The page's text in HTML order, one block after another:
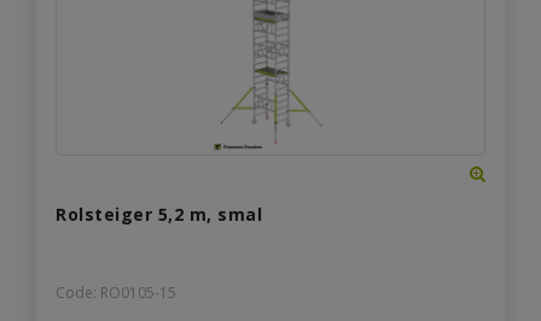
Rolsteiger 5,2 m, smal
Code: RO0105-15